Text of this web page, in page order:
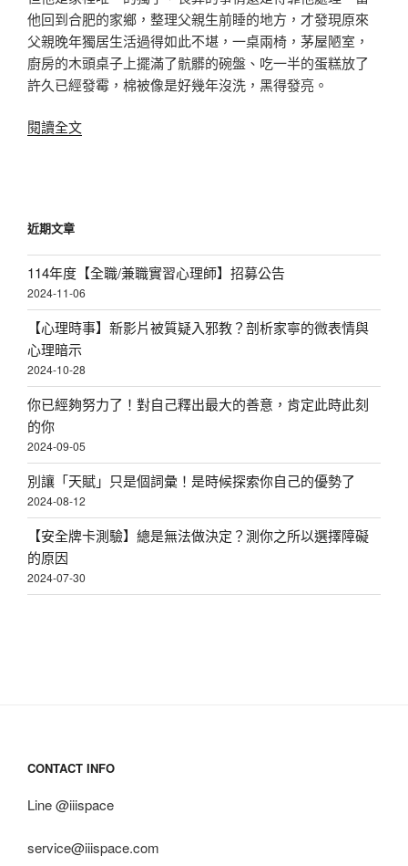
他回到合肥的家鄉，整理父親生前睡的地方，才發現原來
父親晚年獨居生活過得如此不堪，一桌兩椅，茅屋陋室，
廚房的木頭桌子上擺滿了骯髒的碗盤、吃一半的蛋糕放了
許久已經發霉，棉被像是好幾年沒洗，黑得發亮。
閱讀全文〈家
陌
生
人？
了
解
家
人
也
回
自
己
的
兩
練
近期文章
114年度【全職/兼職實習心理師】招募公告
2024-11-06
【心理時事】新影片被質疑入邪教？剖析家寧的微表情與
心理暗示
2024-10-28
你已經夠努力了！對自己釋出最大的善意，肯定此時此刻
的你
2024-09-05
別讓「天賦」只是個詞彙！是時候探索你自己的優勢了
2024-08-12
【安全牌卡測驗】總是無法做決定？測你之所以選擇障礙
的原因
2024-07-30
CONTACT INFO
Line @iiispace
service@iiispace.com